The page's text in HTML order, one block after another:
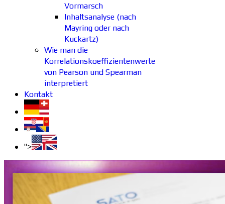
Vormarsch
Inhaltsanalyse (nach
Mayring oder nach
Kuckartz)
Wie man die
Korrelationskoeffizientenwerte
von Pearson und Spearman
interpretiert
Kontakt
">